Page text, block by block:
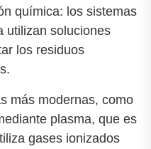
química: los sistemas
utilizan soluciones
los residuos
más modernas, como
plasma, que es
gases ionizados